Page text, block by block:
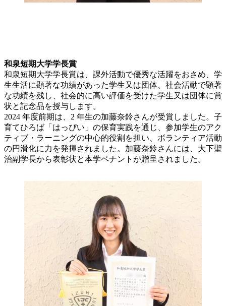
和泉短期大学学長賞
和泉短期大学学長賞は、課外活動で優秀な活躍をおさめ、学
生生活に顕著な功績があった学生又は団体、社会活動で顕著
な功績を残し、社会的に高い評価を受けた学生又は団体に賞
状と記念品を授与します。
2024 年度前期は、2 年生の加藤奈鈴さんが受賞しました。子
育てひろば「はっぴい」の保育実践を通じ、参加学生のアク
ティブ・ラーニングの中心的役割を担い、ボランティア活動
の円滑化に力を発揮されました。加藤奈鈴さんには、大下聖
治副学長から表彰状と本学ペナントが贈呈されました。